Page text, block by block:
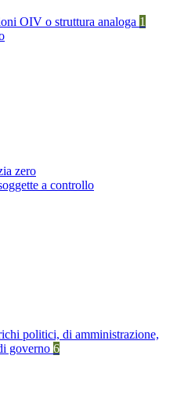
OIV o struttura analoga 1
zero
a controllo
politici, di amministrazione,
governo 6